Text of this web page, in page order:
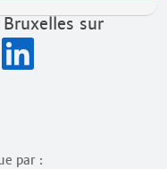
sur
par :